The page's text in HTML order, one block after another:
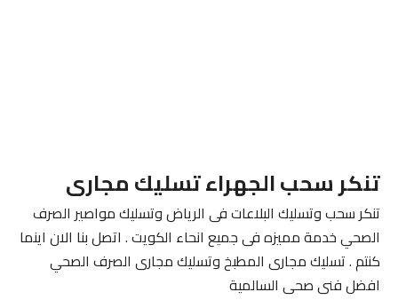
تنكر سحب الجهراء تسليك مجارى
تنكر سحب وتسليك البلاعات فى الرياض وتسليك مواصير الصرف
الصحي خدمة مميزه فى جميع انحاء الكويت . اتصل بنا الان اينما
كنتم . تسليك مجارى المطبخ وتسليك مجارى الصرف الصحي
افضل فنى صحى السالمية